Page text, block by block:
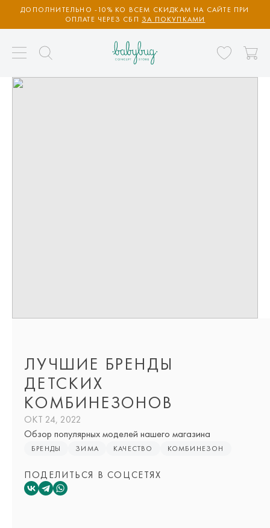
ДОПОЛНИТЕЛЬНО -10% КО ВСЕМ СКИДКАМ НА САЙТЕ ПРИ
ОПЛАТЕ ЧЕРЕЗ СБП ЗА ПОКУПКАМИ
ЛУЧШИЕ БРЕНДЫ
ДЕТСКИХ
КОМБИНЕЗОНОВ
ОКТ 24, 2022
Обзор популярных моделей нашего магазина
БРЕНДЫ ЗИМА КАЧЕСТВО КОМБИНЕЗОН
ПОДЕЛИТЬСЯ В СОЦСЕТЯХ